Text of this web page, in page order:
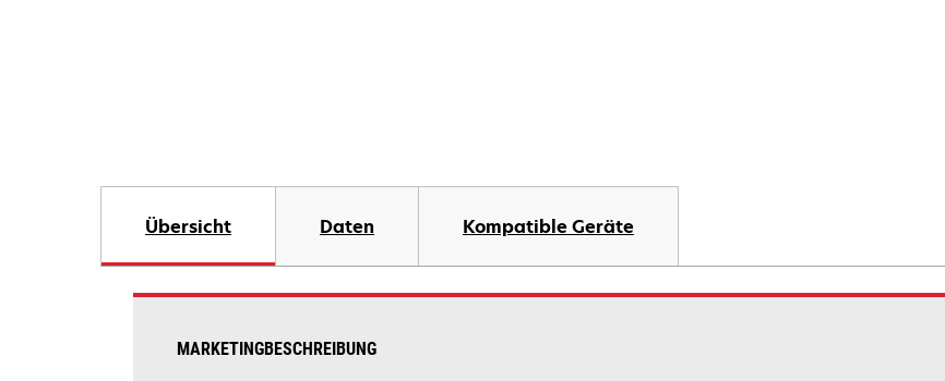
Übersicht Daten Kompatible Geräte
MARKETINGBESCHREIBUNG